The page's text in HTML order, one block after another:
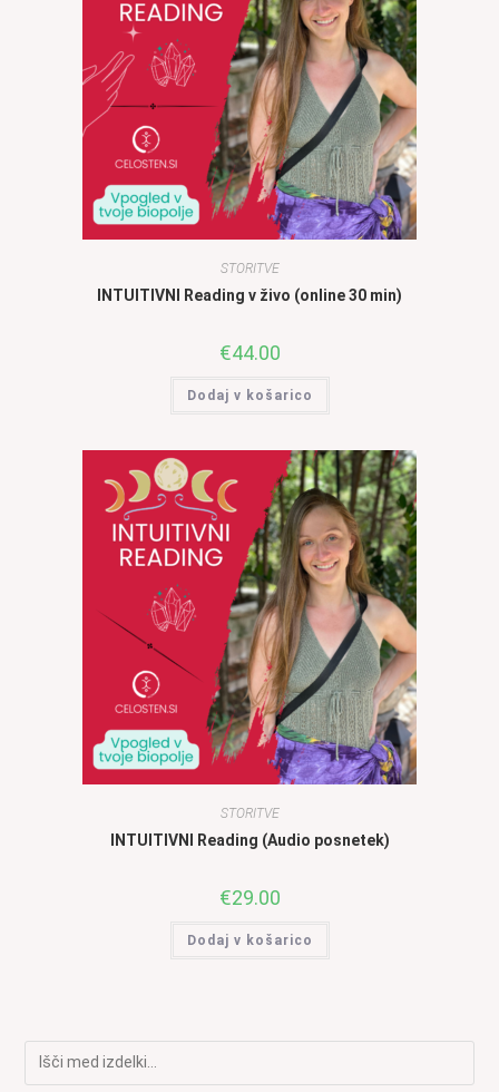
STORITVE
INTUITIVNI Reading v živo (online 30 min)
€44.00
Dodaj v košarico
STORITVE
INTUITIVNI Reading (Audio posnetek)
€29.00
Dodaj v košarico